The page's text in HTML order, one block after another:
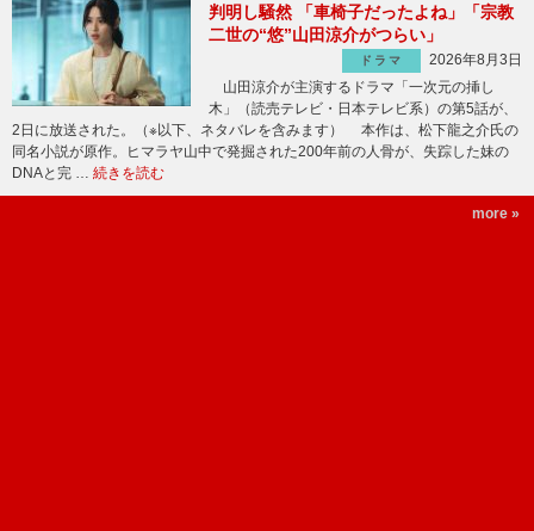
判明し騒然 「車椅子だったよね」「宗教
二世の“悠”山田涼介がつらい」
ドラマ
2026年8月3日
山田涼介が主演するドラマ「一次元の挿し
木」（読売テレビ・日本テレビ系）の第5話が、
2日に放送された。（※以下、ネタバレを含みます） 本作は、松下龍之介氏の
同名小説が原作。ヒマラヤ山中で発掘された200年前の人骨が、失踪した妹の
DNAと完 … 続きを読む
more »